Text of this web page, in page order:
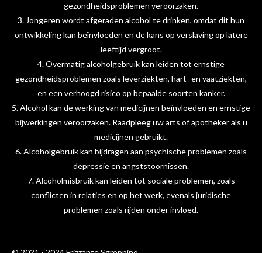
gezondheidsproblemen veroorzaken.
3. Jongeren wordt afgeraden alcohol te drinken, omdat dit hun
ontwikkeling kan beïnvloeden en de kans op verslaving op latere
leeftijd vergroot.
4. Overmatig alcoholgebruik kan leiden tot ernstige
gezondheidsproblemen zoals leverziekten, hart- en vaatziekten,
en een verhoogd risico op bepaalde soorten kanker.
5. Alcohol kan de werking van medicijnen beïnvloeden en ernstige
bijwerkingen veroorzaken. Raadpleeg uw arts of apotheker als u
medicijnen gebruikt.
6. Alcoholgebruik kan bijdragen aan psychische problemen zoals
depressie en angststoornissen.
7. Alcoholmisbruik kan leiden tot sociale problemen, zoals
conflicten in relaties en op het werk, evenals juridische
problemen zoals rijden onder invloed.